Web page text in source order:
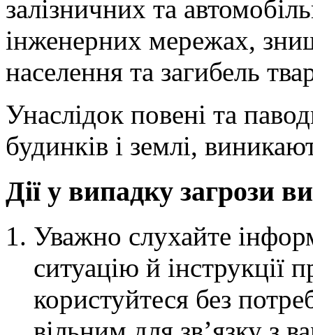
залізничних та
інженерних мережах,
населення та загибель
Унаслідок повені та
будинків і землі,
Дії у випадку загрози
Уважно слухайте
ситуацію й інструкції
користуйтеся без